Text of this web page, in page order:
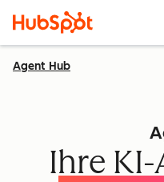
Agent Hub
Ihre KI-